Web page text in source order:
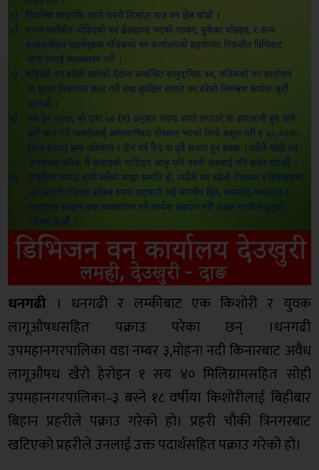
धनगढी । धनगढी र लम्कीबाट एक किशोरी र युवक
लागूऔषधसहित पक्राउ परेका छन् ।धनगढी
उपमहानगरपालिका वडा नम्बर ३,मोहना नदी किनारबाट अवैध
लागूऔषध खैरो हेरोइन १ सय ४० मिलिग्रामसहित सोही
उपमहानगरपालिका–३ बस्ने १८ वर्षीया किशोरीलाई बिहीबार
बिहान प्रहरीले पक्राउ गरेको हो। प्रहरी चौकी त्रिनगरबाट
खटिएको प्रहरीले उनलाई उक्त पदार्थसहित पक्राउ गरेको हो।